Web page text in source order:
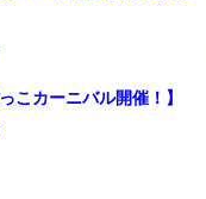
こカーニバル開催！】